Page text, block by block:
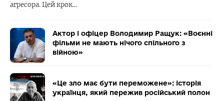
агресора. Цей крок…
Актор і офіцер Володимир Ращук: «Воєнні
фільми не мають нічого спільного з
війною»
«Це зло має бути переможене»: історія
українця, який пережив російський полон